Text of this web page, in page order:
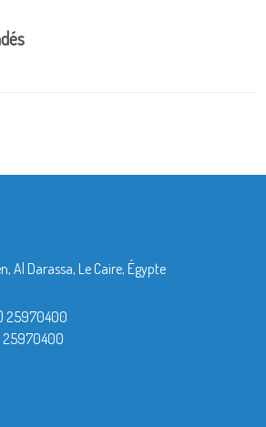
Al Darassa, Le Caire, Égypte
25970400
25970400